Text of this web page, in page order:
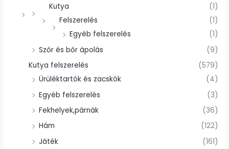
Kutya
(1)
Felszerelés
(1)
Egyéb felszerelés
(1)
Szőr és bőr ápolás
(9)
Kutya felszerelés
(579)
Ürüléktartók és zacskók
(4)
Egyéb felszerelés
(3)
Fekhelyek,párnák
(36)
Hám
(122)
Játék
(161)